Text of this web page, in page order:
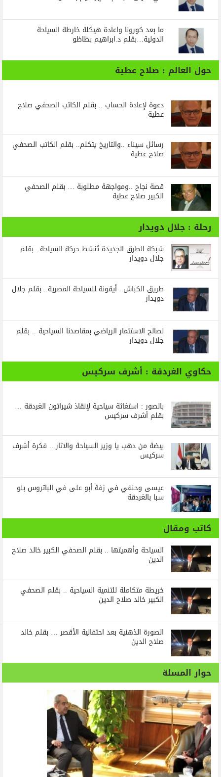
ما بعد كورونا واعادة هيكلة خارطة السياحة
الدولية…بقلم د.ابراهيم بظاظو
حول العالم : صلاح عطية
دعوة لإعادة الحساب .. بقلم الكاتب الصحفي صلاح
عطية
رسائل‭ ‬سيناء‭.. ‬والتاريخ‭ ‬يتكلم.. بقلم الكاتب الصحفي
صلاح عطية
قصة نجاح ..ومواجهة مطلوبة … بقلم الصحفي
الكبير صلاح عطية
رحلة : جلال دويدار
شبكة الطرق الجديدة تُنشط حركة السياحة ..بقلم
جلال دويدار
طريق الكباش.. أيقونة للسياحة المصرية.. بقلم جلال
دويدار
لصالح الاستثمار الرياضي بمقاصدنا السياحية .. بقلم
جلال دويدار
حكاوي الغردقة : أشرف سركيس
بالصور : استغاثة سياحية لإنقاذ شيراتون الغردقة …
بقلم أشرف سركيس
بيضة من دهب يا وزير السياحة والاثار .. فكرة أشرف
سركيس
عيسى وحنفي في زفة أبو على في الباتروس بلو
سبا بالغردقة
كاتب ومقال
السياحة وأهميتها .. بقلم الصحفي الكبير خالد صلاح
الدين
خريطة متكاملة للتنمية السياحية .. بقلم الصحفي
الكبير خالد صلاح الدين
الصورة الذهنية بعد احتفالية الأقصر … بقلم خالد
صلاح الدين
حوار المسلة